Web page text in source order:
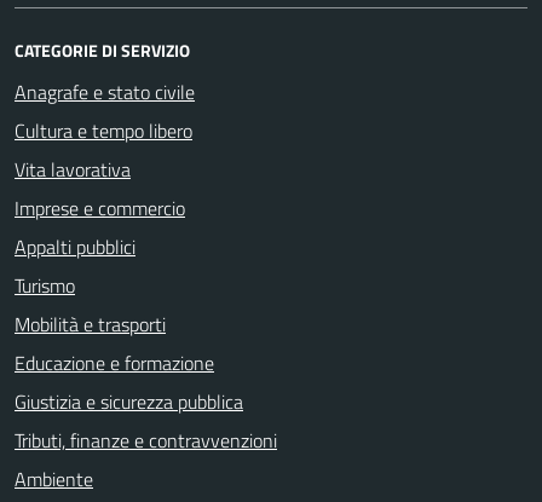
CATEGORIE DI SERVIZIO
Anagrafe e stato civile
Cultura e tempo libero
Vita lavorativa
Imprese e commercio
Appalti pubblici
Turismo
Mobilità e trasporti
Educazione e formazione
Giustizia e sicurezza pubblica
Tributi, finanze e contravvenzioni
Ambiente